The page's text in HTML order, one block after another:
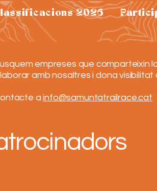
2026
empreses que comparteixin
amb nosaltres i dona visibilitat
ainfo@samuntatrailrace.cat